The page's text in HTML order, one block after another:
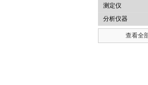
测定仪
分析仪器
查看全